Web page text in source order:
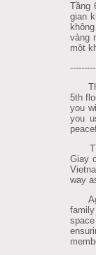
Tầng
gian
vàng
một
The
5th
you
you
Giay
way